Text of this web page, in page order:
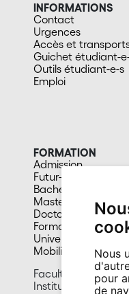
Nous
pour
de
INFORMATIONS
Contact
Urgences
Accès et
Guichet étudiant-
Outils étudiant-e-s
Emploi
FORMATION
Admission
Futur-e étudiant-e
Bachelors
Masters
Doctorat
Formation continue
Université du 3e âge
Mobilité
Faculté des lettres
Institut für